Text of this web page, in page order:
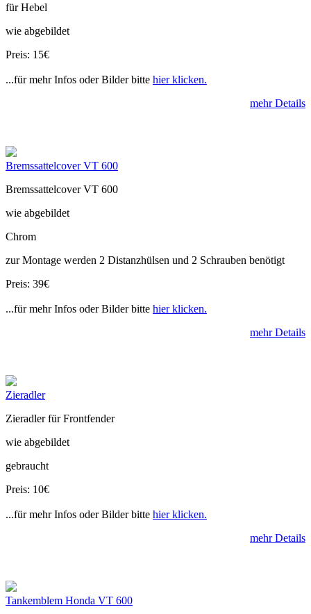
für Hebel
wie abgebildet
Preis: 15€
...für mehr Infos oder Bilder bitte hier klicken.
mehr Details
Bremssattelcover VT 600
Bremssattelcover VT 600
wie abgebildet
Chrom
zur Montage werden 2 Distanzhülsen und 2 Schrauben benötigt
Preis: 39€
...für mehr Infos oder Bilder bitte hier klicken.
mehr Details
Zieradler
Zieradler für Frontfender
wie abgebildet
gebraucht
Preis: 10€
...für mehr Infos oder Bilder bitte hier klicken.
mehr Details
Tankemblem Honda VT 600